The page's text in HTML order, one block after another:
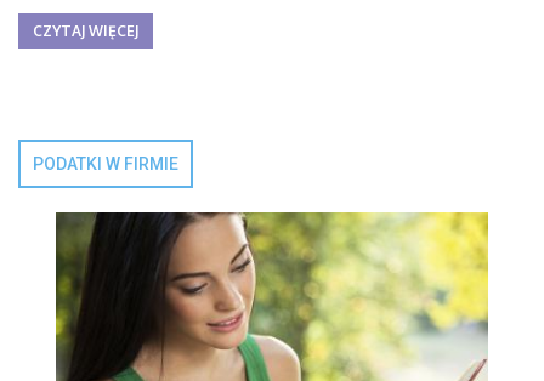
CZYTAJ WIĘCEJ
PODATKI W FIRMIE